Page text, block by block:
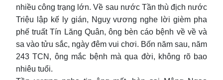
nhiều công trạng lớn. Về sau nước Tần thù địch nước
Triệu lập kế ly gián, Nguỵ vương nghe lời gièm pha
phế truất Tín Lăng Quân, ông bèn cáo bệnh về về và
sa vào tửu sắc, ngày đêm vui chơi. Bốn năm sau, năm
243 TCN, ông mắc bệnh mà qua đời, không rõ bao
nhiêu tuổi.